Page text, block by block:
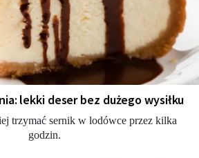
lekki deser bez dużego wysiłku
trzymać sernik w lodówce przez kilka
godzin.